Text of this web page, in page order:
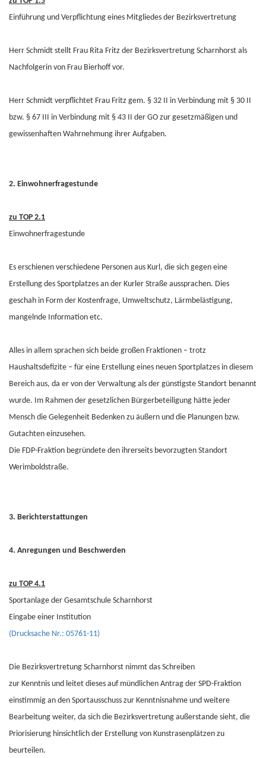
Einführung und Verpflichtung eines Mitgliedes der Bezirksvertretung
Herr Schmidt stellt Frau Rita Fritz der Bezirksvertretung Scharnhorst als
Nachfolgerin von Frau Bierhoff vor.
Herr Schmidt verpflichtet Frau Fritz gem. § 32 II in Verbindung mit § 30 II
bzw. § 67 III in Verbindung mit § 43 II der GO zur gesetzmäßigen und
gewissenhaften Wahrnehmung ihrer Aufgaben.
2. Einwohnerfragestunde
zu TOP 2.1
Einwohnerfragestunde
Es erschienen verschiedene Personen aus Kurl, die sich gegen eine
Erstellung des Sportplatzes an der Kurler Straße aussprachen. Dies
geschah in Form der Kostenfrage, Umweltschutz, Lärmbelästigung,
mangelnde Information etc.
Alles in allem sprachen sich beide großen Fraktionen – trotz
Haushaltsdefizite – für eine Erstellung eines neuen Sportplatzes in diesem
Bereich aus, da er von der Verwaltung als der günstigste Standort benannt
wurde. Im Rahmen der gesetzlichen Bürgerbeteiligung hätte jeder
Mensch die Gelegenheit Bedenken zu äußern und die Planungen bzw.
Gutachten einzusehen.
Die FDP-Fraktion begründete den ihrerseits bevorzugten Standort
Werimboldstraße.
3. Berichterstattungen
4. Anregungen und Beschwerden
zu TOP 4.1
Sportanlage der Gesamtschule Scharnhorst
Eingabe einer Institution
(Drucksache Nr.: 05761-11)
Die Bezirksvertretung Scharnhorst nimmt das Schreiben
zur Kenntnis und leitet dieses auf mündlichen Antrag der SPD-Fraktion
einstimmig an den Sportausschuss zur Kenntnisnahme und weitere
Bearbeitung weiter, da sich die Bezirksvertretung außerstande sieht, die
Priorisierung hinsichtlich der Erstellung von Kunstrasenplätzen zu
beurteilen.